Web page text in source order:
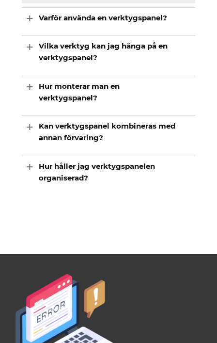
Varför använda en verktygspanel?
Vilka verktyg kan jag hänga på en
verktygspanel?
Hur monterar man en
verktygspanel?
Kan verktygspanel kombineras med
annan förvaring?
Hur håller jag verktygspanelen
organiserad?